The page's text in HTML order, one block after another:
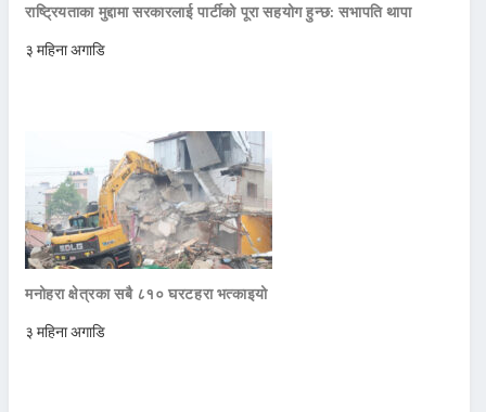
राष्ट्रियताका मुद्दामा सरकारलाई पार्टीको पूरा सहयोग हुन्छ: सभापति थापा
३ महिना अगाडि
मनोहरा क्षेत्रका सबै ८१० घरटहरा भत्काइयो
३ महिना अगाडि